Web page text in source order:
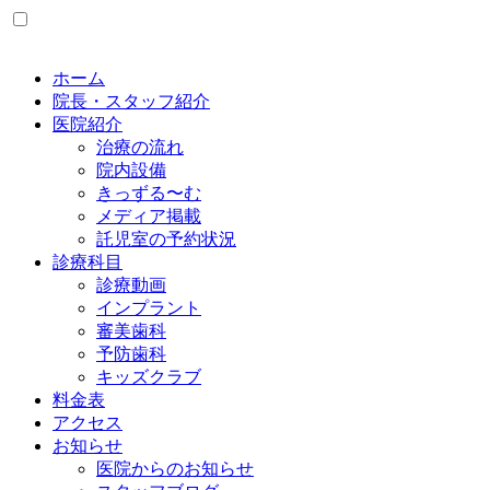
ホーム
院長・スタッフ紹介
医院紹介
治療の流れ
院内設備
きっずる〜む
メディア掲載
託児室の予約状況
診療科目
診療動画
インプラント
審美歯科
予防歯科
キッズクラブ
料金表
アクセス
お知らせ
医院からのお知らせ